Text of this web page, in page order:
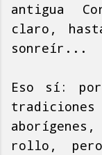
antigua
claro,
sonreír...
Eso sí:
rollo,